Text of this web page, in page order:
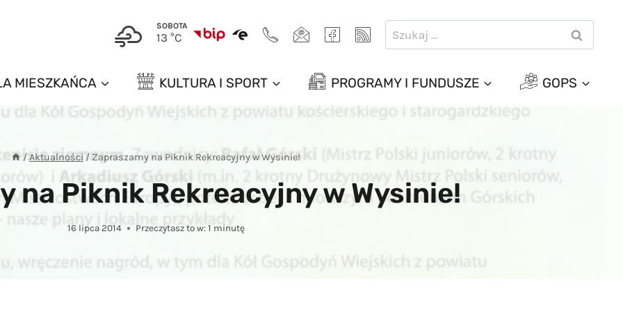
SOBOTA
13 °C
Szukaj:
MIESZKAŃCA KULTURA I SPORT PROGRAMY I FUNDUSZE GOPS
/Aktualności / Zapraszamy na Piknik Rekreacyjny w Wysinie!
na Piknik Rekreacyjny w Wysinie!
16 lipca 2014 Przeczytasz to w:1 minutę